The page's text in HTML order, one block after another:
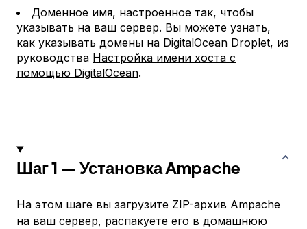
Доменное имя, настроенное так, чтобы
указывать на ваш сервер. Вы можете узнать,
как указывать домены на DigitalOcean Droplet, из
руководства Настройка имени хоста с
помощью DigitalOcean.
Шаг 1 — Установка Ampache
На этом шаге вы загрузите ZIP-архив Ampache
на ваш сервер, распакуете его в домашнюю